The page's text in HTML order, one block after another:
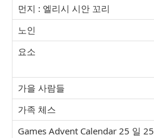
먼지 : 엘리시 시안 꼬리
노인
요소
가을 사람들
가족 체스
Games Advent Calendar 25 일 25